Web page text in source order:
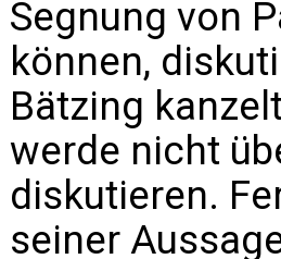
Segnung von
können,
Bätzing
werde nicht
diskutieren.
seiner